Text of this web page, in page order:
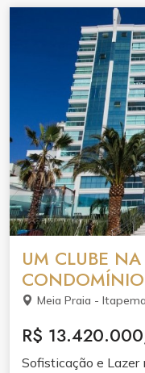
UM CLUBE
Meia Praia -
R$
Sofisticação e